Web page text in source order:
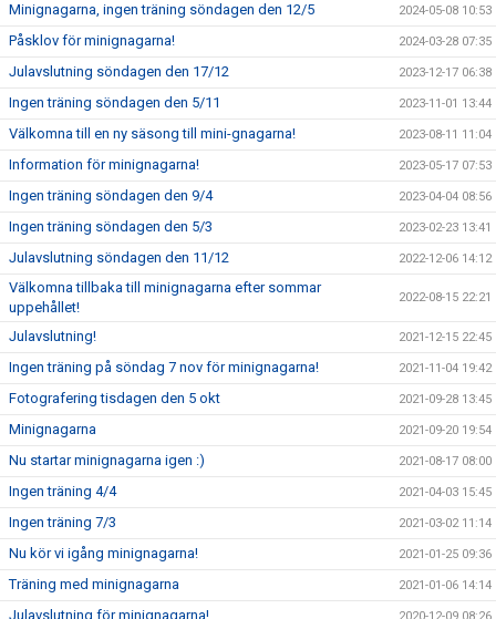
Minignagarna, ingen träning söndagen den 12/5 2024-05-08 10:53
Påsklov för minignagarna! 2024-03-28 07:35
Julavslutning söndagen den 17/12 2023-12-17 06:38
Ingen träning söndagen den 5/11 2023-11-01 13:44
Välkomna till en ny säsong till mini-gnagarna! 2023-08-11 11:04
Information för minignagarna! 2023-05-17 07:53
Ingen träning söndagen den 9/4 2023-04-04 08:56
Ingen träning söndagen den 5/3 2023-02-23 13:41
Julavslutning söndagen den 11/12 2022-12-06 14:12
Välkomna tillbaka till minignagarna efter sommar
uppehållet!
2022-08-15 22:21
Julavslutning! 2021-12-15 22:45
Ingen träning på söndag 7 nov för minignagarna! 2021-11-04 19:42
Fotografering tisdagen den 5 okt 2021-09-28 13:45
Minignagarna 2021-09-20 19:54
Nu startar minignagarna igen :) 2021-08-17 08:00
Ingen träning 4/4 2021-04-03 15:45
Ingen träning 7/3 2021-03-02 11:14
Nu kör vi igång minignagarna! 2021-01-25 09:36
Träning med minignagarna 2021-01-06 14:14
Julavslutning för minignagarna!